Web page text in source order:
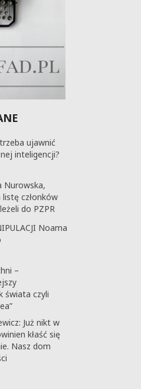
ujawnić
inteligencji?
Nurowska,
listę członków
do PZPR
Noama
–
świata czyli
Już nikt w
kłaść się
Nasz dom